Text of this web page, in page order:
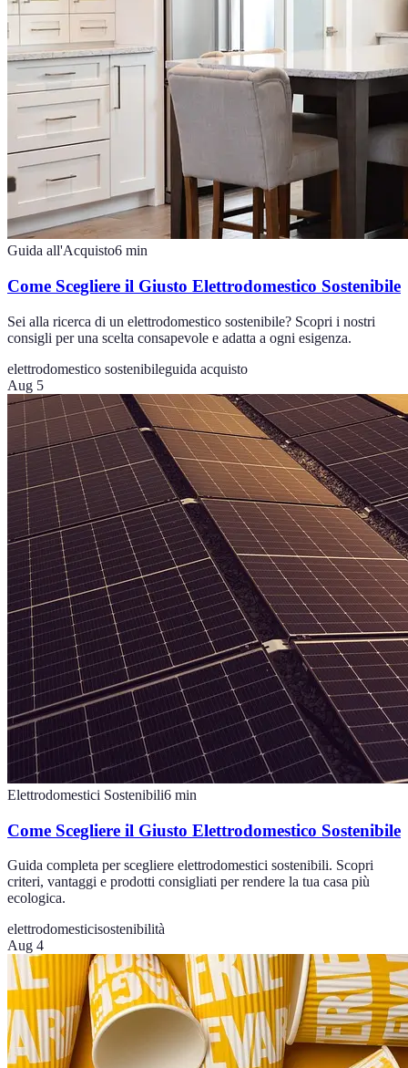
Guida all'Acquisto6 min
Come Scegliere il Giusto Elettrodomestico Sostenibile
Sei alla ricerca di un elettrodomestico sostenibile? Scopri i nostri
consigli per una scelta consapevole e adatta a ogni esigenza.
elettrodomestico sostenibileguida acquisto
Aug 5
Elettrodomestici Sostenibili6 min
Come Scegliere il Giusto Elettrodomestico Sostenibile
Guida completa per scegliere elettrodomestici sostenibili. Scopri
criteri, vantaggi e prodotti consigliati per rendere la tua casa più
ecologica.
elettrodomesticisostenibilità
Aug 4